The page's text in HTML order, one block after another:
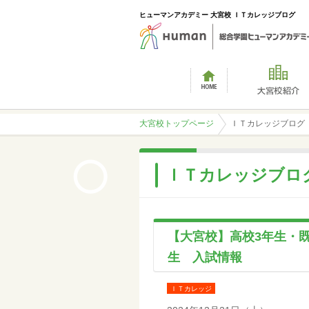
ヒューマンアカデミー 大宮校 ＩＴカレッジブログ
大宮校トップページ ＩＴカレッジブログ
ＩＴカレッジブ
【大宮校】高校3年生
生 入試情報
ＩＴカレッジ